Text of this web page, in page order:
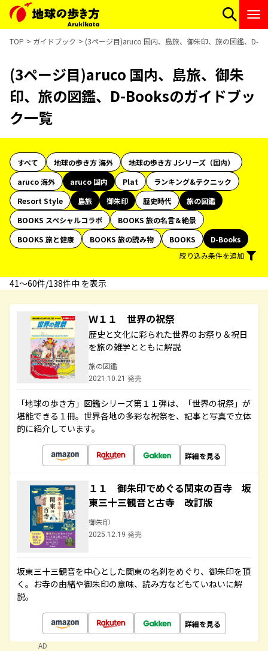
TOP ガイドブック (3ページ目)aruco 国内、島旅、御朱印、旅の図鑑、D-
(3ページ目)aruco 国内、島旅、御朱
印、旅の図鑑、D-Booksのガイドブッ
ク一覧
すべて 地球の歩き方 海外
地球の歩き方 Jシリーズ（国内）
aruco 海外
aruco 国内 Plat
ランキング&テクニック
Resort Style
島旅 御朱印 歴史時代
旅の図鑑
BOOKS スペシャルコラボ
BOOKS 旅の名言＆絶景
BOOKS 旅と健康
BOOKS 旅の読み物 BOOKS
D-Books
絞り込み条件を追加
41〜60件/138件中 を表示
Ｗ１１ 世界の祝祭
歴史と文化に彩られた世界のお祭り＆祝日
を旅の雑学とともに解説
旅の図鑑
2021.10.21 発売
「地球の歩き方」図鑑シリーズ第１１弾は、「世界の祝祭」が
堪能できる１冊。世界各地の多彩な祝祭を、記事と写真で立体
的に紹介しています。
詳細を見る
１１ 御朱印でめぐる関東の百寺 坂
東三十三観音と古寺 改訂版
御朱印
2025.12.19 発売
坂東三十三観音を中心とした関東の名刹をめぐり、御朱印を頂
く。お寺の由緒や御朱印の意味、読み方などもていねいに解
説。
詳細を見る
AD